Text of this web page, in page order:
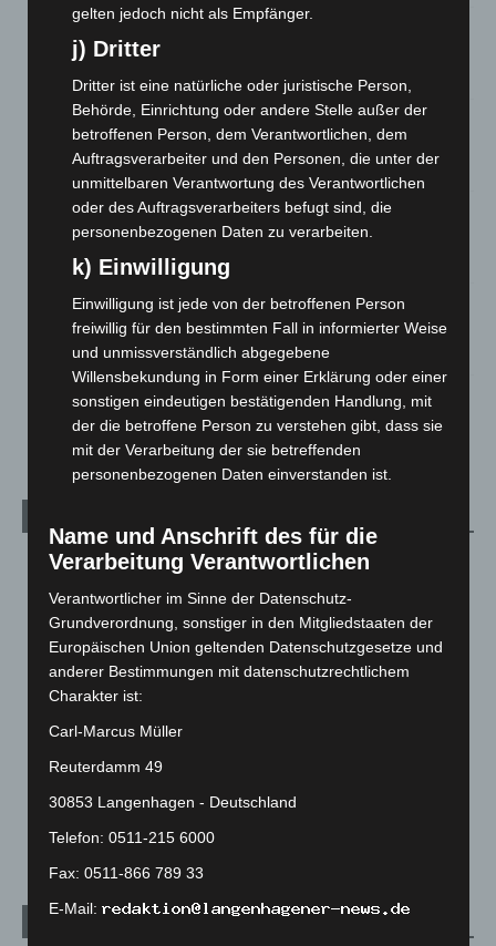
Hannover: Erste Tigermücken-Population in Niedersachsen
entdeckt
7. August 2026
Brand im „Haus der Begegnung“ in Neuwarmbüchen schnell
eingedämmt
6. August 2026
Region Hannover: 21 neue Notfallsanitäter starten beim
Roten Kreuz
5. August 2026
Mann läuft mit Hockeyschläger über A7 – Polizei sucht
Zeugen
5. August 2026
Celle: Mensch stirbt bei Bagger-Unfall auf Baustelle
5. August 2026
Blaulicht
Corona-News
Hannover und Region
5.039
Langenhagen und Ortsteile
Leserbriefe
Menschen
Über uns
Veranstaltungen
Welt
gelten jedoch nicht als Empfänger.
j) Dritter
Dritter ist eine natürliche oder juristische Person,
Behörde, Einrichtung oder andere Stelle außer der
betroffenen Person, dem Verantwortlichen, dem
Auftragsverarbeiter und den Personen, die unter der
unmittelbaren Verantwortung des Verantwortlichen
oder des Auftragsverarbeiters befugt sind, die
personenbezogenen Daten zu verarbeiten.
k) Einwilligung
Einwilligung ist jede von der betroffenen Person
freiwillig für den bestimmten Fall in informierter Weise
und unmissverständlich abgegebene
Willensbekundung in Form einer Erklärung oder einer
sonstigen eindeutigen bestätigenden Handlung, mit
der die betroffene Person zu verstehen gibt, dass sie
mit der Verarbeitung der sie betreffenden
personenbezogenen Daten einverstanden ist.
Name und Anschrift des für die
Verarbeitung Verantwortlichen
Verantwortlicher im Sinne der Datenschutz-
Grundverordnung, sonstiger in den Mitgliedstaaten der
Europäischen Union geltenden Datenschutzgesetze und
anderer Bestimmungen mit datenschutzrechtlichem
Charakter ist:
Carl-Marcus Müller
Reuterdamm 49
30853 Langenhagen - Deutschland
Telefon: 0511-215 6000
Fax: 0511-866 789 33
E-Mail: